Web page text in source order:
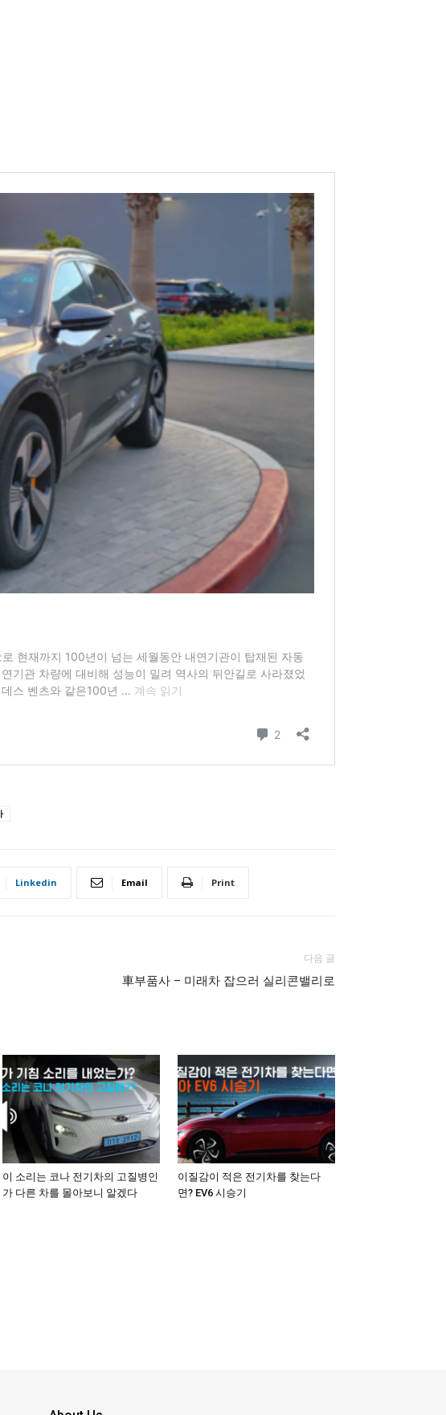
Linkedin Email Print
다음 글
車부품사 – 미래차 잡으러 실리콘밸리로
이 소리는 코나 전기차의 고질병인
가 다른 차를 몰아보니 알겠다
이질감이 적은 전기차를 찾는다
면? EV6 시승기